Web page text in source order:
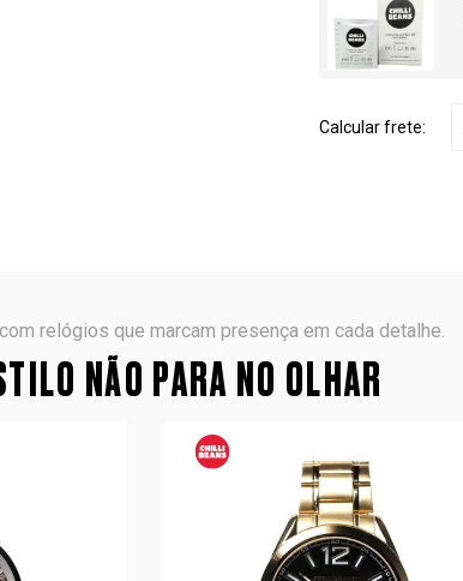
Calcular frete:
relógios que marcam presença em cada detalhe.
NÃO PARA NO OLHAR